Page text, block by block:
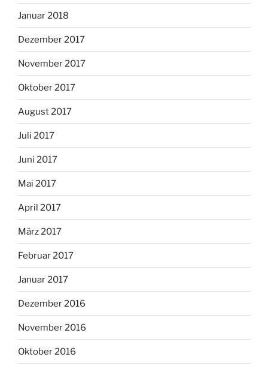
Januar 2018
Dezember 2017
November 2017
Oktober 2017
August 2017
Juli 2017
Juni 2017
Mai 2017
April 2017
März 2017
Februar 2017
Januar 2017
Dezember 2016
November 2016
Oktober 2016